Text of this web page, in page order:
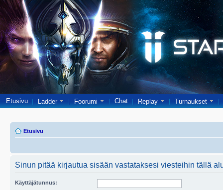
Etusivu Ladder Foorumi Chat Replay Turnaukset
Etusivu
Sinun pitää kirjautua sisään vastataksesi viesteihin tällä
Käyttäjätunnus: